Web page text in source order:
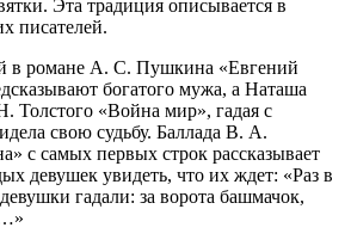
Эта традиция описывается в
писателей.
в романе А. С. Пушкина «Евгений
богатого мужа, а Наташа
Толстого «Война мир», гадая с
свою судьбу. Баллада В. А.
с самых первых строк рассказывает
девушек увидеть, что их ждет: «Раз в
гадали: за ворота башмачок,